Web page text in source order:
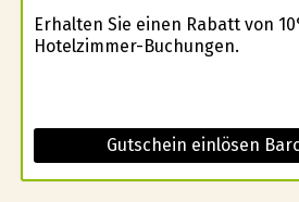
Erhalten Sie einen Rabatt von
Hotelzimmer-Buchungen.
Gutschein einlösen